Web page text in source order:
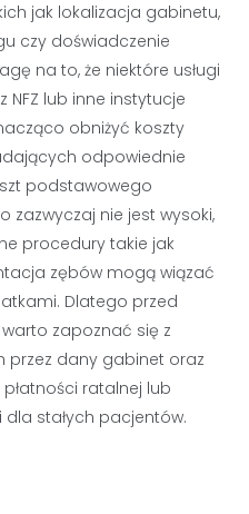
jak lokalizacja gabinetu,
czy doświadczenie
na to, że niektóre usługi
lub inne instytucje
obniżyć koszty
odpowiednie
podstawowego
nie jest wysoki,
procedury takie jak
zębów mogą wiązać
Dlatego przed
zapoznać się z
przez dany gabinet oraz
ratalnej lub
stałych pacjentów.